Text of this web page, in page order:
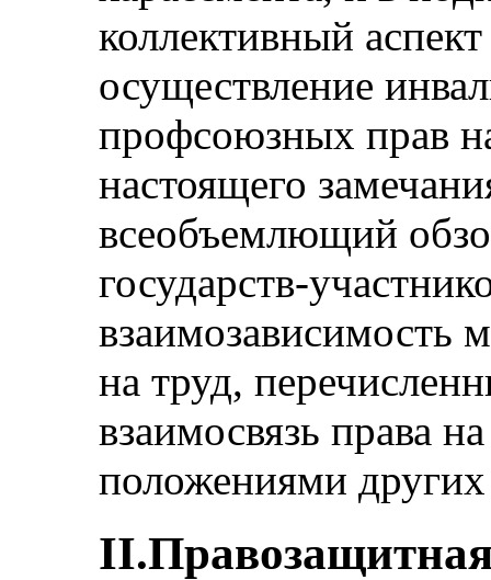
коллективный
осуществление
профсоюзных прав
настоящего
всеобъемлющий
государств-
взаимозависимость
на труд,
взаимосвязь права
положениями